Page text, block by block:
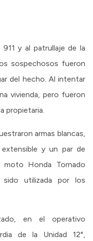
y al patrullaje de la
sospechosos fueron
del hecho. Al intentar
vivienda, pero fueron
propietaria.
armas blancas,
y un par de
moto Honda Tornado
sido utilizada por los
en el operativo
de la Unidad 12°,